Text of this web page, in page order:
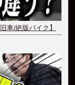
車/絶版バイク】